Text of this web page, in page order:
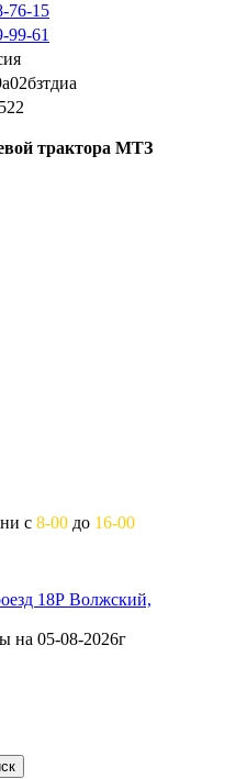
76-15
99-61
трактора МТЗ
с 8-00 до 16-00
18Р Волжский,
на 05-08-2026г